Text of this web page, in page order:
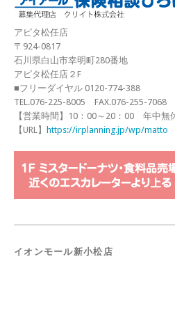
アピタ松任店
〒924-0817
石川県白山市幸明町280番地
アピタ松任店２F
■フリーダイヤル 0120-774-388
TEL.076-225-8005 FAX.076-255-7068
【営業時間】10：00～20：00 年中無
【URL】 https://irplanning.jp/wp/matto
イオンモール新小松店